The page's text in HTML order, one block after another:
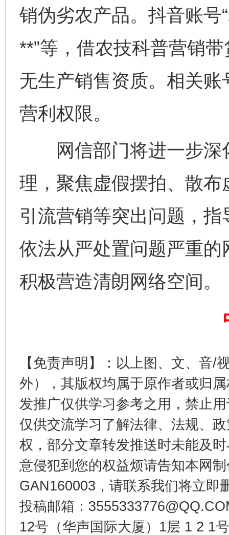
销伪劣农产品。抖音账号
**”等，借农技科普营销
无生产销售资质。相关
营利权限。
网信部门将进一步深
理，聚焦虚假摆拍、散
引流营销等突出问题，
依法从严处置问题严重
积极营造清朗网络空间。
【免责声明】：以上图、文、音/
外），其版权均属于原作者或归
发推广仅供学习参考之用，禁止
仅供交流学习了解法律、法规、
权，部分文章转发推送时未能及
意侵犯到您的权益烦请告知本网
GAN160003，请联系我们将立即
投稿邮箱：
12号（华声国际大厦）1层 1 2 1
东山县通报“牛蛙产品抗生素超标问题” 法
千年窑火 生生不息 一
揭开“小金库”的免责幌子
受贿1.44亿！段成刚被判无期 从幼